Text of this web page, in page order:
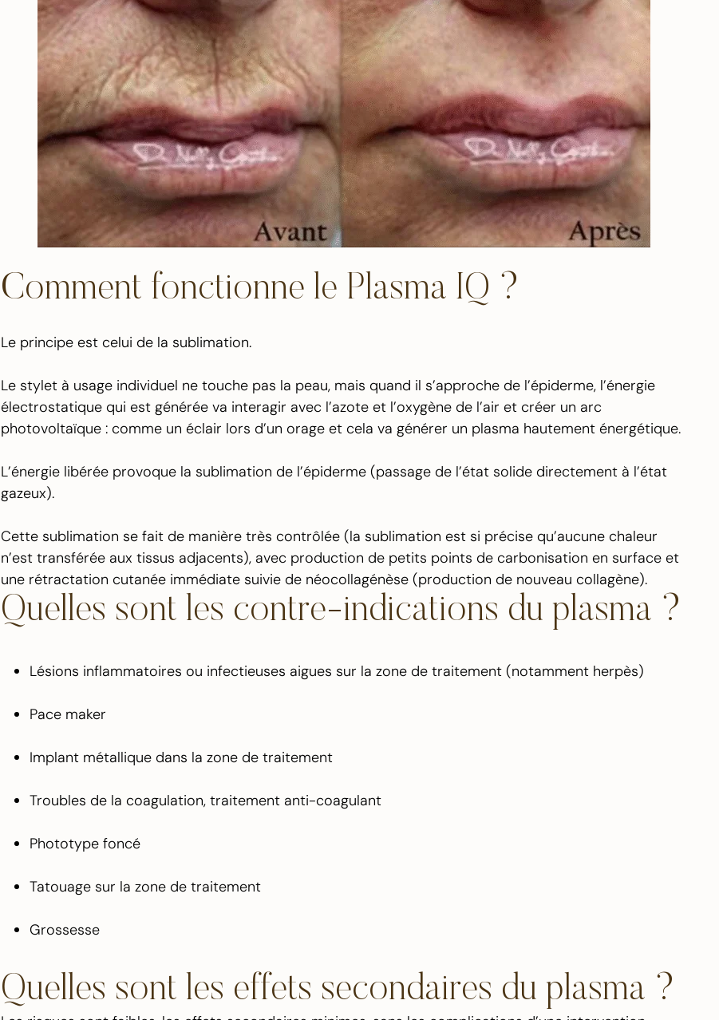
Comment fonctionne le Plasma IQ ?
Le principe est celui de la sublimation.
Le stylet à usage individuel ne touche pas la peau, mais quand il s’approche de l’épiderme, l’énergie
électrostatique qui est générée va interagir avec l’azote et l’oxygène de l’air et créer un arc
photovoltaïque : comme un éclair lors d’un orage et cela va générer un plasma hautement énergétique.
L’énergie libérée provoque la sublimation de l’épiderme (passage de l’état solide directement à l’état
gazeux).
Cette sublimation se fait de manière très contrôlée (la sublimation est si précise qu’aucune chaleur
n’est transférée aux tissus adjacents), avec production de petits points de carbonisation en surface et
une rétractation cutanée immédiate suivie de néocollagénèse (production de nouveau collagène).
Quelles sont les contre-indications du plasma ?
Lésions inflammatoires ou infectieuses aigues sur la zone de traitement (notamment herpès)
Pace maker
Implant métallique dans la zone de traitement
Troubles de la coagulation, traitement anti-coagulant
Phototype foncé
Tatouage sur la zone de traitement
Grossesse
Quelles sont les effets secondaires du plasma ?